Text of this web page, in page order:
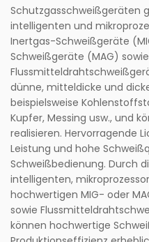
Schutzgasschweißgeräten
intelligenten und
Inertgas-Schweißgeräte
Schweißgeräte (MAG) sowie
dünne, mitteldicke und
beispielsweise
Kupfer, Messing usw., und
realisieren. Hervorragende
Leistung und hohe
Schweißbedienung. Durch
intelligenten,
hochwertigen MIG- oder
sowie
können hochwertige